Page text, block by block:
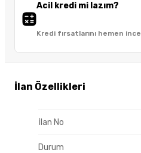
Acil kredi mi lazım?
Kredi fırsatlarını hemen
İlan Özellikleri
İlan No
Durum